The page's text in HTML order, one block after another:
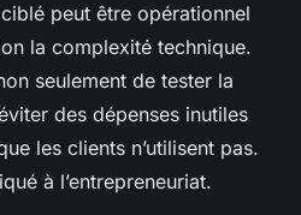
peut être opérationnel
la complexité technique.
seulement de tester la
des dépenses inutiles
les clients n’utilisent pas.
à l’entrepreneuriat.